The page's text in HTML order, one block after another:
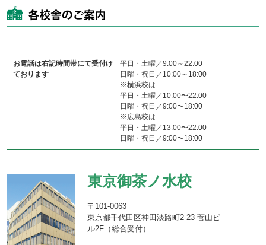
お電話は右記時間帯にて受付け
ております
平日・土曜／9:00～22:00
日曜・祝日／10:00～18:00
※横浜校は
平日・土曜／10:00〜22:00
日曜・祝日／9:00〜18:00
※広島校は
平日・土曜／13:00〜22:00
日曜・祝日／9:00〜18:00
東京御茶ノ水校
〒101-0063
東京都千代田区神田淡路町2-23 菅山ビ
ル2F（総合受付）